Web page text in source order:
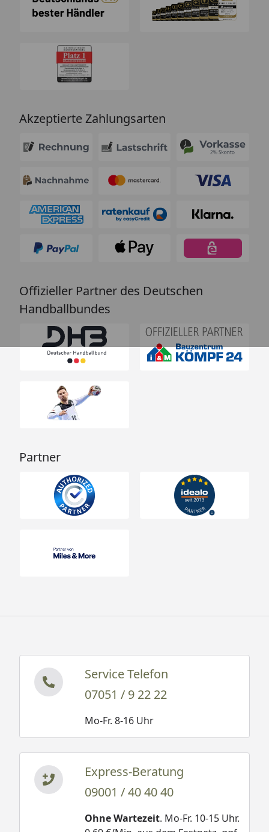
Akzeptierte Zahlungsarten
Offizieller Partner des Deutschen
Handballbundes
Partner
Service Telefon
07051 / 9 22 22
Mo-Fr. 8-16 Uhr
Express-Beratung
09001 / 40 40 40
Ohne Wartezeit. Mo-Fr. 10-15 Uhr.